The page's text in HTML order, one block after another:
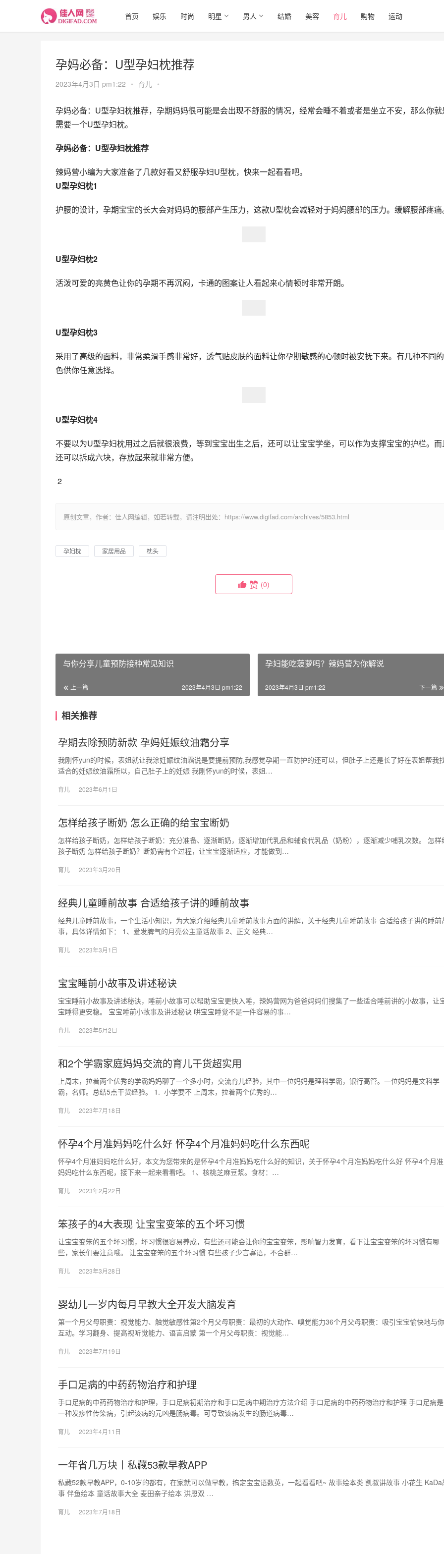
首页 娱乐 时尚 明星 男人 结婚 美容 育儿 购物 运动
孕妈必备：U型孕妇枕推荐
2023年4月3日 pm1:22 • 育儿 •
孕妈必备：U型孕妇枕推荐，孕期妈妈很可能是会出现不舒服的情况，经常会睡不着或者是坐立不安，那么你就
需要一个U型孕妇枕。
孕妈必备：U型孕妇枕推荐
辣妈营小编为大家准备了几款好看又舒服孕妇U型枕，快来一起看看吧。
U型孕妇枕1
护腰的设计，孕期宝宝的长大会对妈妈的腰部产生压力，这款U型枕会减轻对于妈妈腰部的压力。缓解腰部疼痛
U型孕妇枕2
活泼可爱的亮黄色让你的孕期不再沉闷，卡通的图案让人看起来心情顿时非常开朗。
U型孕妇枕3
采用了高级的面料，非常柔滑手感非常好，透气贴皮肤的面料让你孕期敏感的心顿时被安抚下来。有几种不同
色供你任意选择。
U型孕妇枕4
不要以为U型孕妇枕用过之后就很浪费，等到宝宝出生之后，还可以让宝宝学坐，可以作为支撑宝宝的护栏。
还可以拆成六块，存放起来就非常方便。
2
原创文章，作者：佳人网编辑，如若转载，请注明出处：https://www.digifad.com/archives/5853.html
孕妇枕 家居用品 枕头
赞 (0)
与你分享儿童预防接种常见知识
上一篇 2023年4月3日 pm1:22
孕妇能吃菠萝吗？辣妈营为你解说
下一篇
2023年4月3日 pm1:22
相关推荐
孕期去除预防新款 孕妈妊娠纹油霜分享
我刚怀yun的时候，表姐就让我涂妊娠纹油霜说是要提前预防,我感觉孕期一直防护的还可以，但肚子上还是长了好在表姐帮我
适合的妊娠纹油霜所以，自己肚子上的妊娠 我刚怀yun的时候，表姐…
育儿 2023年6月1日
怎样给孩子断奶 怎么正确的给宝宝断奶
怎样给孩子断奶，怎样给孩子断奶：充分准备、逐渐断奶，逐渐增加代乳品和辅食代乳品（奶粉），逐渐减少哺乳次数。 怎样
孩子断奶 怎样给孩子断奶？断奶需有个过程，让宝宝逐渐适应，才能做到…
育儿 2023年3月20日
经典儿童睡前故事 合适给孩子讲的睡前故事
经典儿童睡前故事，一个生活小知识，为大家介绍经典儿童睡前故事方面的讲解，关于经典儿童睡前故事 合适给孩子讲的睡前
事，具体详情如下： 1、爱发脾气的月亮公主童话故事 2、正文 经典…
育儿 2023年3月1日
宝宝睡前小故事及讲述秘诀
宝宝睡前小故事及讲述秘诀，睡前小故事可以帮助宝宝更快入睡，辣妈营网为爸爸妈妈们搜集了一些适合睡前讲的小故事，让
宝睡得更安稳。 宝宝睡前小故事及讲述秘诀 哄宝宝睡觉不是一件容易的事…
育儿 2023年5月2日
和2个学霸家庭妈妈交流的育儿干货超实用
上周末，拉着两个优秀的学霸妈妈聊了一个多小时，交流育儿经验，其中一位妈妈是理科学霸，银行高管。一位妈妈是文科学
霸，名师。总结5点干货经验。 1. 小学要不 上周末，拉着两个优秀的…
育儿 2023年7月18日
怀孕4个月准妈妈吃什么好 怀孕4个月准妈妈吃什么东西呢
怀孕4个月准妈妈吃什么好，本文为您带来的是怀孕4个月准妈妈吃什么好的知识，关于怀孕4个月准妈妈吃什么好 怀孕4个月准
妈妈吃什么东西呢，接下来一起来看看吧。 1、核桃芝麻豆浆。食材：…
育儿 2023年2月22日
笨孩子的4大表现 让宝宝变笨的五个坏习惯
让宝宝变笨的五个坏习惯，坏习惯很容易养成，有些还可能会让你的宝宝变笨，影响智力发育，看下让宝宝变笨的坏习惯有哪
些，家长们要注意哦。 让宝宝变笨的五个坏习惯 有些孩子少言寡语，不合群…
育儿 2023年3月28日
婴幼儿一岁内每月早教大全开发大脑发育
第一个月父母职责：视觉能力、触觉敏感性第2个月父母职责：最初的大动作、嗅觉能力36个月父母职责：吸引宝宝愉快地与你
互动。学习翻身、提高视听觉能力、语言启蒙 第一个月父母职责：视觉能…
育儿 2023年7月19日
手口足病的中药药物治疗和护理
手口足病的中药药物治疗和护理，手口足病初期治疗和手口足病中期治疗方法介绍 手口足病的中药药物治疗和护理 手口足病是
一种发疹性传染病，引起该病的元凶是肠病毒。可导致该病发生的肠道病毒…
育儿 2023年4月11日
一年省几万块丨私藏53款早教APP
私藏52款早教APP，0-10岁的都有，在家就可以做早教，搞定宝宝语数英，一起看看吧~ 故事绘本类 凯叔讲故事 小花生 KaDa
事 伴鱼绘本 童话故事大全 麦田亲子绘本 洪恩双 …
育儿 2023年7月18日